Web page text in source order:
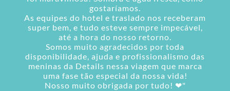
gostaríamos.
As equipes do hotel e traslado nos receberam
super bem, e tudo esteve sempre impecável,
até a hora do nosso retorno.
Somos muito agradecidos por toda
disponibilidade, ajuda e profissionalismo das
meninas da Details nessa viagem que marca
uma fase tão especial da nossa vida!
Nosso muito obrigada por tudo! ❤"